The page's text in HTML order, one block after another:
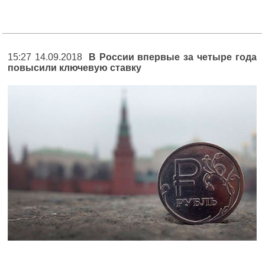
15:27 14.09.2018
В России впервые за четыре года
повысили ключевую ставку